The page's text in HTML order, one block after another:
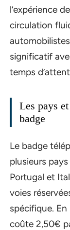
l’expérience
circulation
significatif
temps
Les pays
badge
Le badge
plusieurs
Portugal et
voies
spécifique. En
coûte 2,50€